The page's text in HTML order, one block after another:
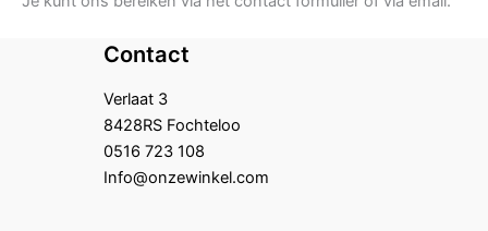
Contact
Verlaat 3
8428RS Fochteloo
0516 723 108
Info@onzewinkel.com